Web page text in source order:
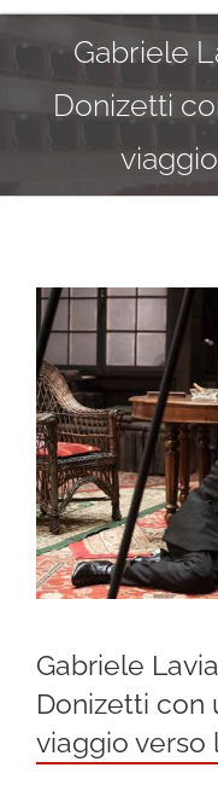
LUOGHI
STAGIONI E FESTIVAL
LABORATORI e
INFO E BIGLIETTERIA
CENTRO STUDI
CONTATTI
Newsletter
Gabriele
Donizetti
Ingrandisci
immagine
Gabriele
Donizetti con
viaggio verso